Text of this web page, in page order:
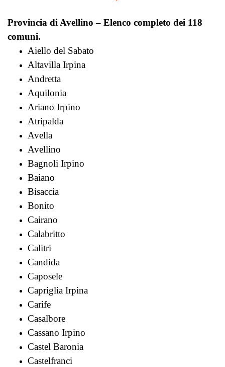
Provincia di Avellino – Elenco completo dei 118
comuni.
Aiello del Sabato
Altavilla Irpina
Andretta
Aquilonia
Ariano Irpino
Atripalda
Avella
Avellino
Bagnoli Irpino
Baiano
Bisaccia
Bonito
Cairano
Calabritto
Calitri
Candida
Caposele
Capriglia Irpina
Carife
Casalbore
Cassano Irpino
Castel Baronia
Castelfranci